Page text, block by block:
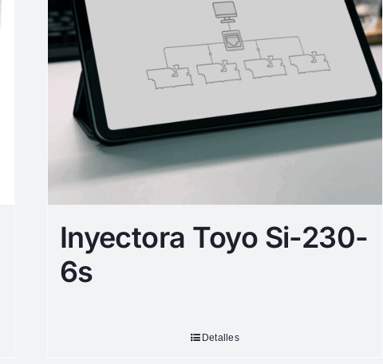
Inyectora Toyo Si-230-
6s
Detalles